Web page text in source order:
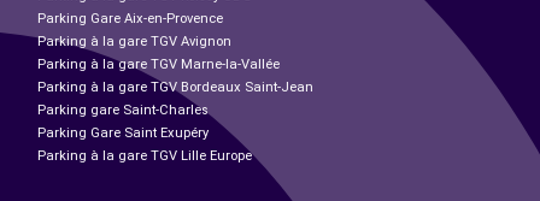
Parking Gare Aix-en-Provence
Parking à la gare TGV Avignon
Parking à la gare TGV Marne-la-Vallée
Parking à la gare TGV Bordeaux Saint-Jean
Parking gare Saint-Charles
Parking Gare Saint Exupéry
Parking à la gare TGV Lille Europe